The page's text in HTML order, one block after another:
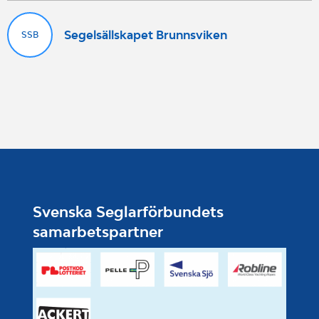
och gäster är med på kräftskivan!
SSB Segelsällskapet Brunnsviken
Svenska Seglarförbundets
samarbetspartner